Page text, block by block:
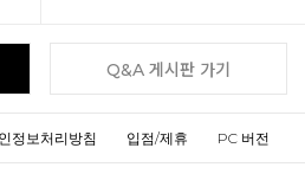
Q&A 게시판 가기
정보처리방침 입점/제휴 PC 버전